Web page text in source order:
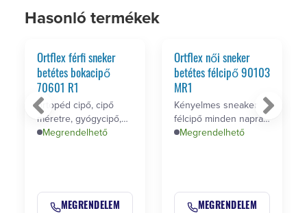
Hasonló termékek
Ortflex férfi sneker
betétes bokacipő
70601 R1
ortopéd cipő, cipő
méretre, gyógycipő,
kényelmes
Megrendelhető
MEGRENDELEM
Ortflex női sneker
betétes félcipő 90103
MR1
Kényelmes sneaker
félcipő minden napra,
egyéni méretre, privát
Megrendelhető
MEGRENDELEM